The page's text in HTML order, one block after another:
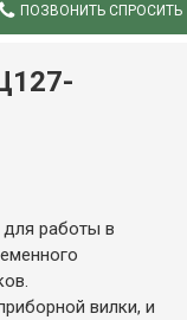
ПОЗВОНИТЬ СПРОСИТЬ
работы в
вилки, и